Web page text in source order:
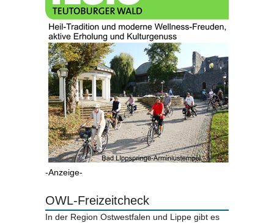
-Anzeige-
OWL-Freizeitcheck
In der Region Ostwestfalen und Lippe gibt es